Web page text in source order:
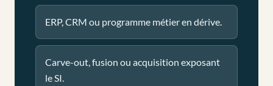
ERP, CRM ou programme métier en dérive.
Carve-out, fusion ou acquisition exposant
le SI.